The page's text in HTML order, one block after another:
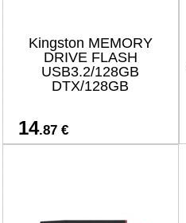
Kingston MEMORY
DRIVE FLASH
USB3.2/128GB
DTX/128GB
14.87 €